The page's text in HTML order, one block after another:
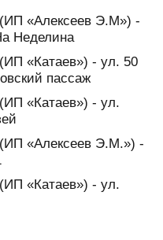
«Алексеев Э.М») -
Неделина
«Катаев») - ул. 50
пассаж
«Катаев») - ул.
«Алексеев Э.М.») -
«Катаев») - ул.